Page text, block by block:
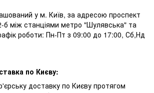
у м. Київ, за адресою проспект
б між станціями метро "Шулявська" та
роботи: Пн-Пт з 09:00 до 17:00, Сб,Нд
по Києву:
доставку по Києву протягом